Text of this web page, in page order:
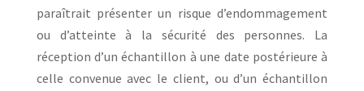
paraîtrait présenter un risque d’endommagement
ou d’atteinte à la sécurité des personnes. La
réception d’un échantillon à une date postérieure à
celle convenue avec le client, ou d’un échantillon